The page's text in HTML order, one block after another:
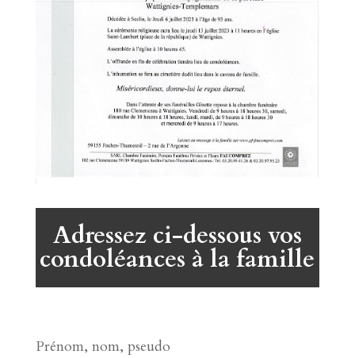
Adressez ci-dessous vos
condoléances à la famille
Prénom, nom, pseudo